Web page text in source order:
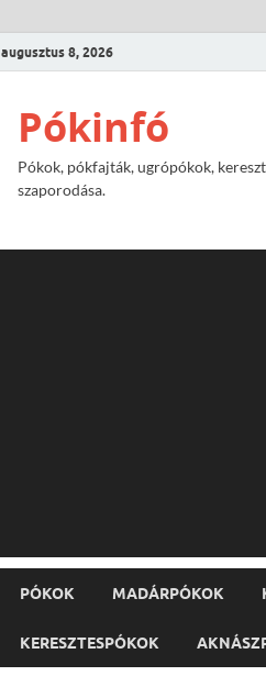
augusztus 8, 2026
Pókinfó
Pókok, pókfajták, ugrópókok,
szaporodása.
PÓKOK MADÁRPÓKOK
KERESZTESPÓKOK